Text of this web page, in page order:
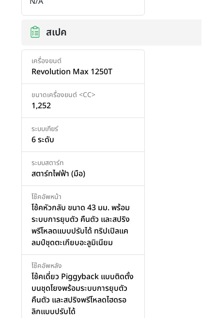
สเปค
เครื่องยนต์
Revolution Max 1250T
ขนาดเครื่องยนต์ <CC>
1,252
ระบบเกียร์
6 ระดับ
ระบบสตาร์ท
สตาร์ทไฟฟ้า (มือ)
โช๊คอัพหน้า
โช้คหัวกลับ ขนาด 43 มม. พร้อม
ระบบการยุบตัว คืนตัว และสปริง
พรีโหลดแบบปรับได้ ทริปเปิลแค
ลมป์ชุดตะเกียบอะลูมิเนียม
โช๊คอัพหลัง
โช้คเดี่ยว Piggyback แบบติดตั้ง
บนชุดโยงพร้อมระบบการยุบตัว
คืนตัว และสปริงพรีโหลดไฮดรอ
ลิกแบบปรับได้